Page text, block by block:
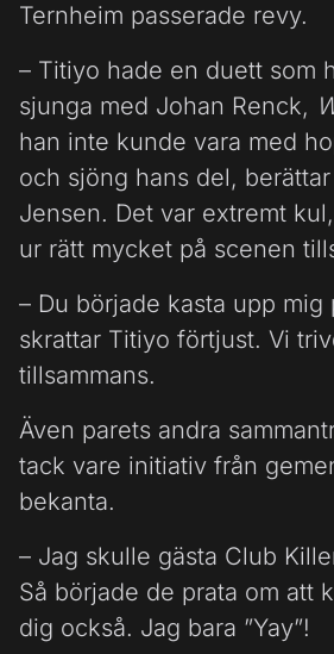
Ternheim passerade revy.
– Titiyo hade en duett som
sjunga med Johan Renck,
han inte kunde vara med
och sjöng hans del,
Jensen. Det var extremt
ur rätt mycket på scenen
– Du började kasta upp mig
skrattar Titiyo förtjust. Vi
tillsammans.
Även parets andra
tack vare initiativ från
bekanta.
– Jag skulle gästa Club
Så började de prata om att
dig också. Jag bara ”Yay”!